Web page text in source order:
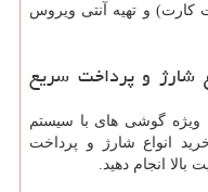
کارت) و تهیه آنتی ویروس
شارژ و پرداخت سریع
ویژه گوشی های با سیستم
انواع شارژ و پرداخت
انجام دهید.